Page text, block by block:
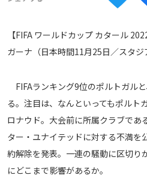
メディアアライアンス
【FIFA ワールドカップ カタール
ガーナ（日本時間11月25日／スタジ
FIFAランキング9位のポルトガル
る。注目は、なんといってもポルト
ロナウド。大会前に所属クラブであ
ター・ユナイテッドに対する不満を
約解除を発表。一連の騒動に区切り
にどこまで影響があるか。